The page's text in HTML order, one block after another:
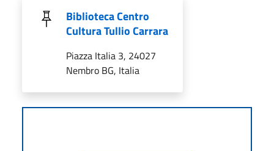
Biblioteca Centro
Cultura Tullio Carrara
Piazza Italia 3, 24027
Nembro BG, Italia